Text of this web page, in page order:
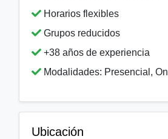
Horarios flexibles
Grupos reducidos
+38 años de experiencia
Modalidades: Presencial,
Ubicación